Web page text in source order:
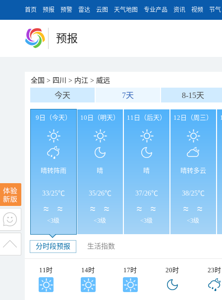
首页 预报 预警 雷达 云图 天气地图 专业产品 资讯 视频 节气
预报
全国 > 四川 > 内江 > 威远
今天 7天 8-15天
9日（今天）
晴转阵雨
33/25℃
<3级
10日（明天）
晴
35/26℃
<3级
11日（后天）
晴
37/26℃
<3级
12日（周三）
晴转多云
38/25℃
<3级
分时段预报 生活指数
11时 14时 17时 20时 23时